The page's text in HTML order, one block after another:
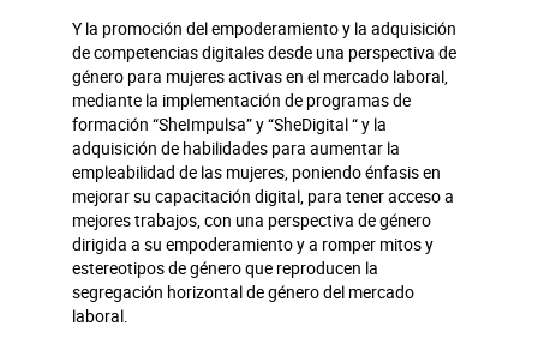
Y la promoción del empoderamiento y la adquisición
de competencias digitales desde una perspectiva de
género para mujeres activas en el mercado laboral,
mediante la implementación de programas de
formación “SheImpulsa” y “SheDigital “ y la
adquisición de habilidades para aumentar la
empleabilidad de las mujeres, poniendo énfasis en
mejorar su capacitación digital, para tener acceso a
mejores trabajos, con una perspectiva de género
dirigida a su empoderamiento y a romper mitos y
estereotipos de género que reproducen la
segregación horizontal de género del mercado
laboral.